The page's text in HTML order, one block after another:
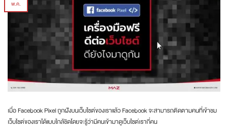
พ.ค.
เมื่อ Facebook Pixel ถูกฝังบนเว็บไซต์ของเราแล้ว Facebook จะสามารถติดตามคนที่เข้าชม
เว็บไซต์ของเราได้แบบใกล้ชิดโดยจะรู้ว่ามีคนเข้ามาดูเว็บไซต์เรากี่คน